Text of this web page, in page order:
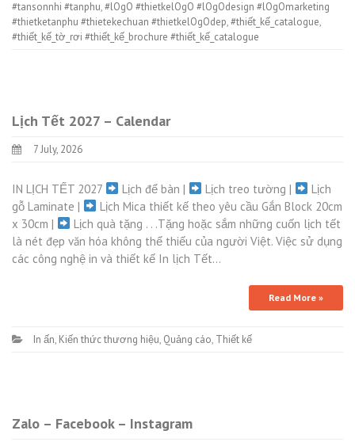
#tansonnhi #tanphu,#lOgO #thietkelOgO #lOgOdesign #lOgOmarketing
#thietketanphu #thietekechuan #thietkelOgOdep,#thiết_kế_catalogue,
#thiết_kế_tờ_rơi #thiết_kế_brochure #thiết_kế_catalogue
Lịch Tết 2027 – Calendar
7 July, 2026
IN LỊCH TẾT 2027 Lịch để bàn | Lịch treo tường |
Lịch
gỗ Laminate |
Lịch Mica thiết kế theo yêu cầu Gắn Block 20cm
x 30cm |
Lịch quà tặng . . .Tặng hoặc sắm những cuốn lịch tết
là nét đẹp văn hóa không thể thiếu của người Việt. Việc sử dụng
các công nghệ in và thiết kế In lịch Tết…
Read More »
In ấn, Kiến thức thương hiệu, Quảng cáo, Thiết kế
Zalo – Facebook – Instagram